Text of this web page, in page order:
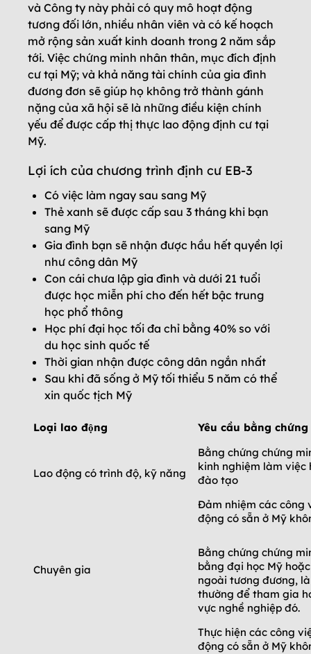
và Công ty này phải có quy mô hoạt động
tương đối lớn, nhiều nhân viên và có kế hoạch
mở rộng sản xuất kinh doanh trong 2 năm sắp
tới. Việc chứng minh nhân thân, mục đích định
cư tại Mỹ; và khả năng tài chính của gia đình
đương đơn sẽ giúp họ không trở thành gánh
nặng của xã hội sẽ là những điều kiện chính
yếu để được cấp thị thực lao động định cư tại
Mỹ.
Lợi ích của chương trình định cư EB-3
Có việc làm ngay sau sang Mỹ
Thẻ xanh sẽ được cấp sau 3 tháng khi bạn
sang Mỹ
Gia đình bạn sẽ nhận được hầu hết quyền lợi
như công dân Mỹ
Con cái chưa lập gia đình và dưới 21 tuổi
được học miễn phí cho đến hết bậc trung
học phổ thông
Học phí đại học tối đa chỉ bằng 40% so với
du học sinh quốc tế
Thời gian nhận được công dân ngắn nhất
Sau khi đã sống ở Mỹ tối thiểu 5 năm có thể
xin quốc tịch Mỹ
Loại lao động Yêu cầu bằng chứng
Lao động có trình độ, kỹ năng
Bằng chứng chứng
kinh nghiệm làm việc
đào tạo
Đảm nhiệm các công
động có sẵn ở Mỹ
Chuyên gia
Bằng chứng chứng
bằng đại học Mỹ
ngoài tương đương,
thường để tham gia
vực nghề nghiệp đó.
Thực hiện các công
động có sẵn ở Mỹ